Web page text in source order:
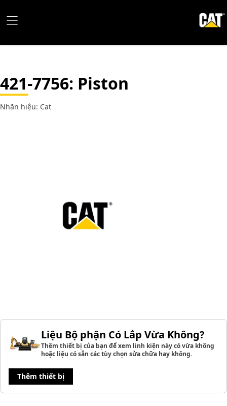
421-7756: Piston
Nhãn hiệu: Cat
Liệu Bộ phận Có Lắp Vừa Không?
Thêm thiết bị của bạn để xem linh kiện này có vừa không
hoặc liệu có sẵn các tùy chọn sửa chữa hay không.
Thêm thiết bị